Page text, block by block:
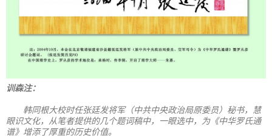
训森注：
韩同根大校时任张廷发将军（中共中央政治局原委员）秘书，慧
眼识文化，从笔者提供的几个题词稿中，一眼选中，为《中华罗氏通
谱》增添了厚重的历史价值。